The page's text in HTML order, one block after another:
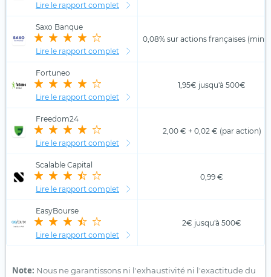
Lire le rapport complet
Saxo Banque
Lire le rapport complet
0,08% sur actions françaises (min.
Fortuneo
Lire le rapport complet
1,95€ jusqu'à 500€
Freedom24
Lire le rapport complet
2,00 € + 0,02 € (par action)
Scalable Capital
Lire le rapport complet
0,99 €
EasyBourse
Lire le rapport complet
2€ jusqu'à 500€
Note: Nous ne garantissons ni l'exhaustivité ni l'exactitude du